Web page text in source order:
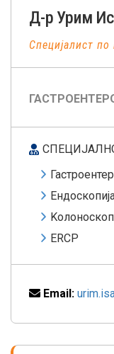
Д-р Урим
Специјалист по
ERCP
Email: